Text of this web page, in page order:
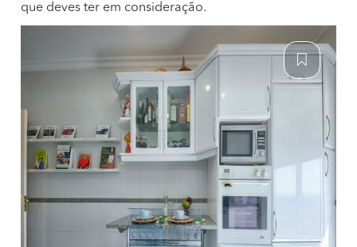
que deves ter em consideração.